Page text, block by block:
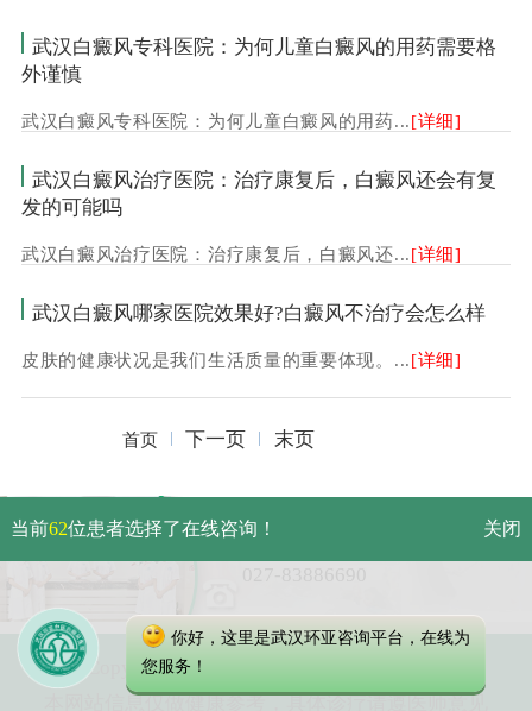
武汉白癜风专科医院：为何儿童白癜风的用药需要格
外谨慎
武汉白癜风专科医院：为何儿童白癜风的用药...[详细]
武汉白癜风治疗医院：治疗康复后，白癜风还会有复
发的可能吗
武汉白癜风治疗医院：治疗康复后，白癜风还...[详细]
武汉白癜风哪家医院效果好?白癜风不治疗会怎么样
皮肤的健康状况是我们生活质量的重要体现。...[详细]
首页 下一页 末页
武汉市硚口区解放大道479号
Copyright 2025 武汉环亚中医白癜风医院
本网站信息仅做健康参考，具体诊疗请遵医师意见
当前62位患者选择了在线咨询！ 关闭
你好，这里是武汉环亚咨询平台，在线为
您服务！